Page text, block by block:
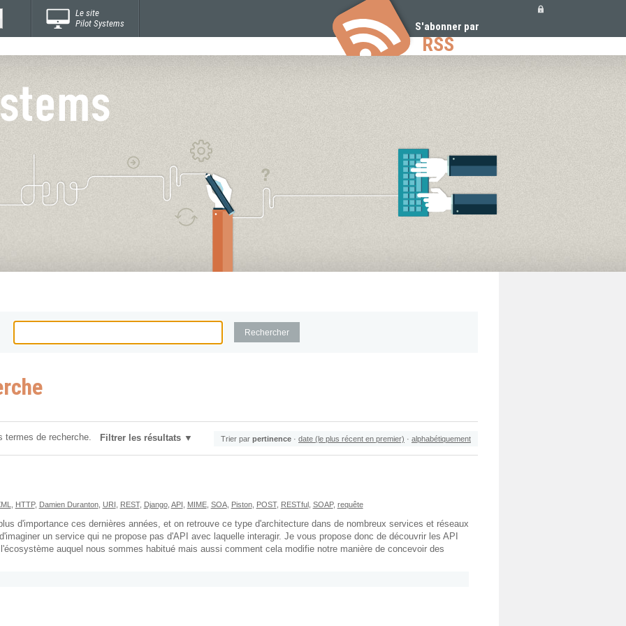
Le site
Pilot Systems
S'abonner par
RSS
termes de recherche. Filtrer les résultats Trier par pertinence · date (le plus récent en premier) · alphabétiquement
HTTP, Damien Duranton, URI REST, Django, API MIME, SOA, Piston, POST, RESTful, SOAP, requête
d'importance ces dernières années, et on retrouve ce type d'architecture dans de nombreux services et réseaux
un service qui ne propose pas d'API avec laquelle interagir. Je vous propose donc de découvrir les API
auquel nous sommes habitué mais aussi comment cela modifie notre manière de concevoir des